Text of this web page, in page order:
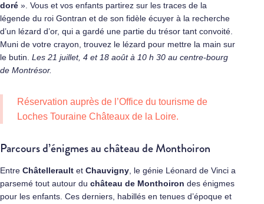
doré ». Vous et vos enfants partirez sur les traces de la
légende du roi Gontran et de son fidèle écuyer à la recherche
d’un lézard d’or, qui a gardé une partie du trésor tant convoité.
Muni de votre crayon, trouvez le lézard pour mettre la main sur
le butin. Les 21 juillet, 4 et 18 août à 10 h 30 au centre-bourg
de Montrésor.
Réservation auprès de l’Office du tourisme de
Loches Touraine Châteaux de la Loire.
Parcours d’énigmes au château de Monthoiron
Entre Châtellerault et Chauvigny , le génie Léonard de Vinci a
parsemé tout autour du château de Monthoiron des énigmes
pour les enfants. Ces derniers, habillés en tenues d’époque et